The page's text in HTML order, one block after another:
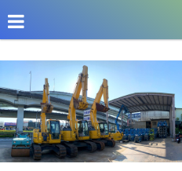
公司介绍 最新消息